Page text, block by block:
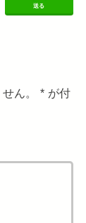
送る
ん。 * が付